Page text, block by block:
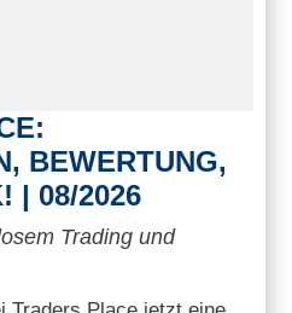
BEWERTUNG,
| 08/2026
Trading und